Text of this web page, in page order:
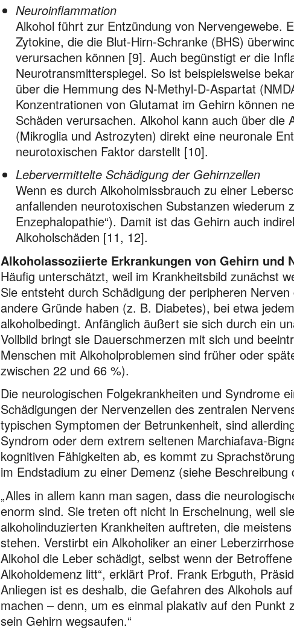
Neuroinflammation
Alkohol führt zur Entzündung von Nervengewebe.
Zytokine, die die Blut-Hirn-Schranke (BHS)
verursachen können [9]. Auch begünstigt er die
Neurotransmitterspiegel. So ist beispielsweise
über die Hemmung des N-Methyl-D-Aspartat
Konzentrationen von Glutamat im Gehirn können
Schäden verursachen. Alkohol kann auch über die
(Mikroglia und Astrozyten) direkt eine neuronale
neurotoxischen Faktor darstellt [10].
Lebervermittelte Schädigung der Gehirnzellen
Wenn es durch Alkoholmissbrauch zu einer
anfallenden neurotoxischen Substanzen wiederum
Enzephalopathie“). Damit ist das Gehirn auch
Alkoholschäden [11, 12].
Alkoholassoziierte Erkrankungen von Gehirn und
Häufig unterschätzt, weil im Krankheitsbild zunächst
Sie entsteht durch Schädigung der peripheren
andere Gründe haben (z. B. Diabetes), bei etwa
alkoholbedingt. Anfänglich äußert sie sich durch ein
Vollbild bringt sie Dauerschmerzen mit sich und
Menschen mit Alkohol­problemen sind früher oder
zwischen 22 und 66 %).
Die neurologischen Folgekrankheiten und Syndrome
Schädigungen der Nervenzellen des zentralen
typischen Symptomen der Betrunkenheit, sind
Syndrom oder dem extrem seltenen Marchiafava-
kognitiven Fähigkeiten ab, es kommt zu
im Endstadium zu einer Demenz (siehe
„Alles in allem kann man sagen, dass die
enorm sind. Sie treten oft nicht in Erscheinung, weil
alkoholinduzierten Krankheiten auftreten, die
stehen. Verstirbt ein Alkoholiker an einer
Alkohol die Leber schädigt, selbst wenn der
Alkoholdemenz litt“, erklärt Prof. Frank Erbguth,
Anliegen ist es deshalb, die Gefahren des Alkohols
machen – denn, um es einmal plakativ auf den
sein Gehirn wegsaufen.“